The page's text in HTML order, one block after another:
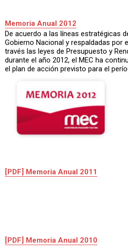
Memoria Anual 2012
De acuerdo a las líneas estratégicas
Gobierno Nacional y respaldadas por
través las leyes de Presupuesto y
durante el año 2012, el MEC ha
el plan de acción previsto para el
[PDF] Memoria Anual 2011
[PDF] Memoria Anual 2010